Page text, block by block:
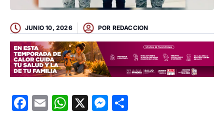
JUNIO 10, 2026 POR REDACCION
Facebook
EmailWhatsApp
X Messenger